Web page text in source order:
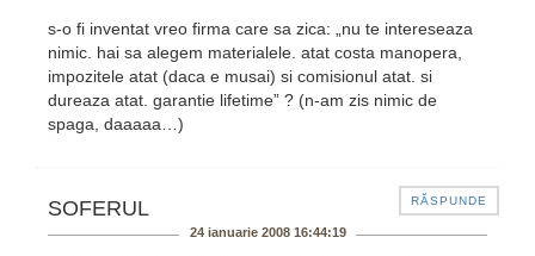
s-o fi inventat vreo firma care sa zica: „nu te intereseaza
nimic. hai sa alegem materialele. atat costa manopera,
impozitele atat (daca e musai) si comisionul atat. si
dureaza atat. garantie lifetime” ? (n-am zis nimic de
spaga, daaaaa…)
RĂSPUNDE
SOFERUL
24 ianuarie 2008 16:44:19